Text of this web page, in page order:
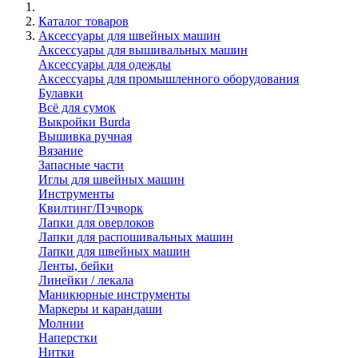
Каталог товаров
Аксессуары для швейных машин
Аксессуары для вышивальных машин
Аксессуары для одежды
Аксессуары для промышленного оборудования
Булавки
Всё для сумок
Выкройки Burda
Вышивка ручная
Вязание
Запасные части
Иглы для швейных машин
Инструменты
Квилтинг/Пэчворк
Лапки для оверлоков
Лапки для распошивальных машин
Лапки для швейных машин
Ленты, бейки
Линейки / лекала
Маникюрные инструменты
Маркеры и карандаши
Молнии
Наперстки
Нитки